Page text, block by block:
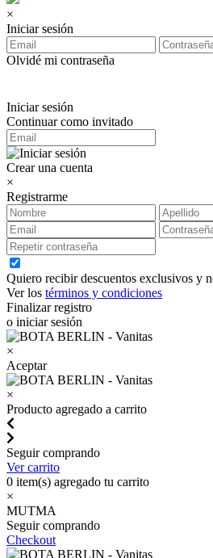
×
Iniciar sesión
Olvidé mi contraseña
Iniciar sesión
Continuar como invitado
Crear una cuenta
×
Registrarme
Quiero recibir descuentos exclusivos y
Ver los términos y condiciones
Finalizar registro
o iniciar sesión
×
Aceptar
×
Producto agregado a carrito
Seguir comprando
Ver carrito
0 item(s) agregado tu carrito
×
MUTMA
Seguir comprando
Checkout